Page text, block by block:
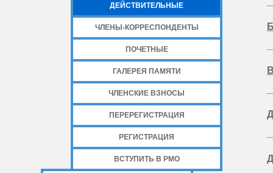
ДЕЙСТВИТЕЛЬНЫЕ
ЧЛЕНЫ-КОРРЕСПОНДЕНТЫ
ПОЧЕТНЫЕ
ГАЛЕРЕЯ ПАМЯТИ
ЧЛЕНСКИЕ ВЗНОСЫ
ПЕРЕРЕГИСТРАЦИЯ
РЕГИСТРАЦИЯ
ВСТУПИТЬ В РМО